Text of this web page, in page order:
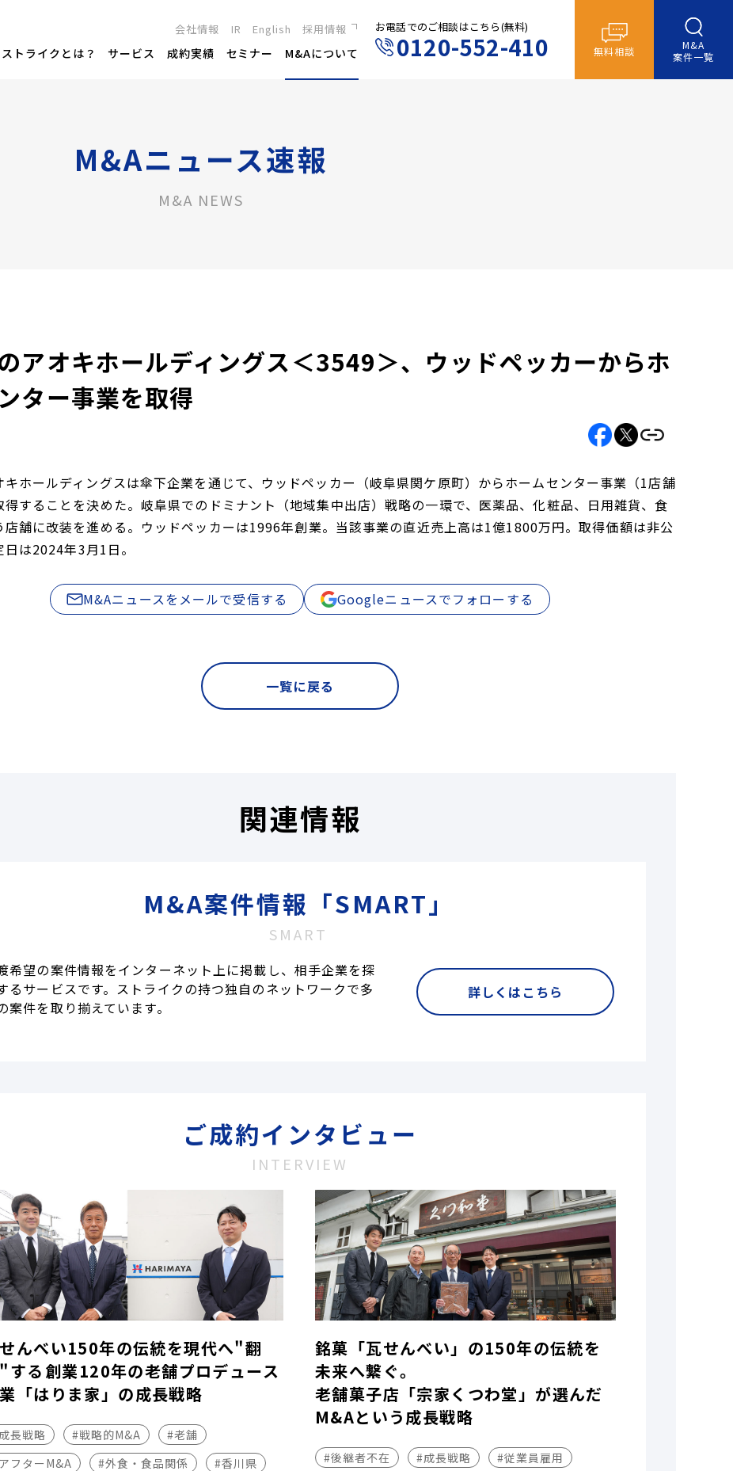
会社情報 IR English 採用情報
新卒採用
キャリア採用
ストライクとは？ サービス 成約実績 セミナー M&Aについて
お電話でのご相談はこちら(無料)
0120-552-410 無料相談
M&A
案件一覧
M&Aニュース速報
M&A NEWS
アオキホールディングス＜3549＞、ウッドペッカーからホ
ター事業を取得
キホールディングスは傘下企業を通じて、ウッドペッカー（岐阜県関ケ原町）からホームセンター事業（1店舗
得することを決めた。岐阜県でのドミナント（地域集中出店）戦略の一環で、医薬品、化粧品、日用雑貨、食
店舗に改装を進める。ウッドペッカーは1996年創業。当該事業の直近売上高は1億1800万円。取得価額は非公
は2024年3月1日。
M&Aニュースをメールで受信する Googleニュースでフォローする
一覧に戻る
関連情報
M&A案件情報「SMART」
SMART
希望の案件情報をインターネット上に掲載し、相手企業を探
るサービスです。ストライクの持つ独自のネットワークで多
案件を取り揃えています。
詳しくはこちら
ご成約インタビュー
INTERVIEW
んべい150年の伝統を現代へ"翻
する――創業120年の老舗プロデュース
「はりま家」の成長戦略
長戦略 #戦略的M&A
#老舗
フターM&A
#外食・食品関係
#香川県
銘菓「瓦せんべい」の150年の伝統を
未来へ繋ぐ。
老舗菓子店「宗家くつわ堂」が選んだ
M&Aという成長戦略
#後継者不在 #成長戦略
#従業員雇用